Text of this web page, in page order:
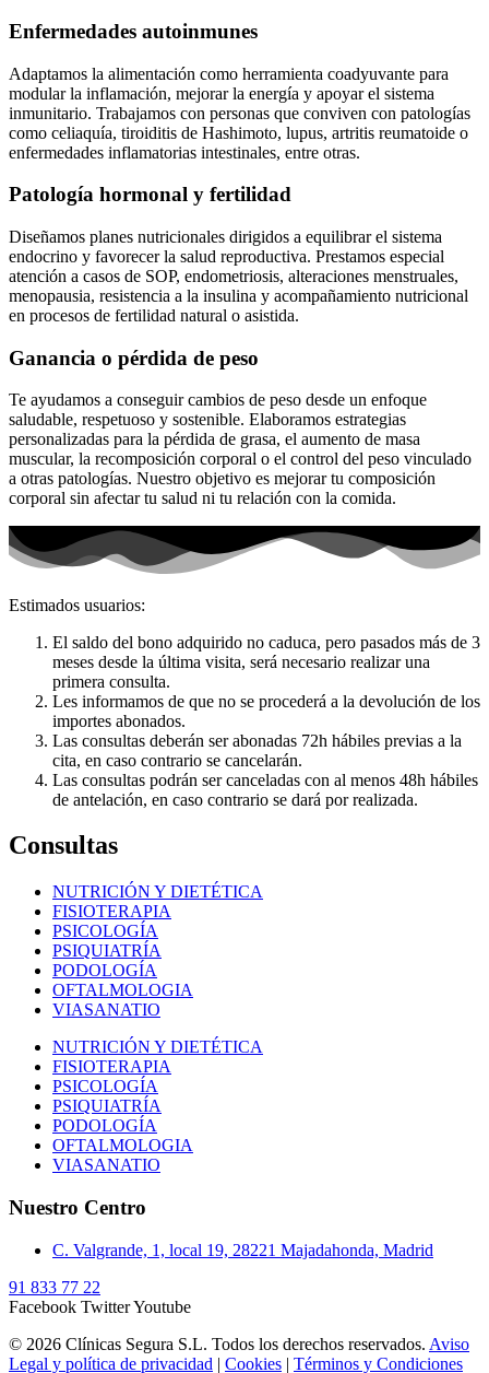
Enfermedades autoinmunes
Adaptamos la alimentación como herramienta coadyuvante para
modular la inflamación, mejorar la energía y apoyar el sistema
inmunitario. Trabajamos con personas que conviven con patologías
como celiaquía, tiroiditis de Hashimoto, lupus, artritis reumatoide o
enfermedades inflamatorias intestinales, entre otras.
Patología hormonal y fertilidad
Diseñamos planes nutricionales dirigidos a equilibrar el sistema
endocrino y favorecer la salud reproductiva. Prestamos especial
atención a casos de SOP, endometriosis, alteraciones menstruales,
menopausia, resistencia a la insulina y acompañamiento nutricional
en procesos de fertilidad natural o asistida.
Ganancia o pérdida de peso
Te ayudamos a conseguir cambios de peso desde un enfoque
saludable, respetuoso y sostenible. Elaboramos estrategias
personalizadas para la pérdida de grasa, el aumento de masa
muscular, la recomposición corporal o el control del peso vinculado
a otras patologías. Nuestro objetivo es mejorar tu composición
corporal sin afectar tu salud ni tu relación con la comida.
Estimados usuarios:
El saldo del bono adquirido no caduca, pero pasados más de 3
meses desde la última visita, será necesario realizar una
primera consulta.
Les informamos de que no se procederá a la devolución de los
importes abonados.
Las consultas deberán ser abonadas 72h hábiles previas a la
cita, en caso contrario se cancelarán.
Las consultas podrán ser canceladas con al menos 48h hábiles
de antelación, en caso contrario se dará por realizada.
Consultas
NUTRICIÓN Y DIETÉTICA
FISIOTERAPIA
PSICOLOGÍA
PSIQUIATRÍA
PODOLOGÍA
OFTALMOLOGIA
VIASANATIO
NUTRICIÓN Y DIETÉTICA
FISIOTERAPIA
PSICOLOGÍA
PSIQUIATRÍA
PODOLOGÍA
OFTALMOLOGIA
VIASANATIO
Nuestro Centro
C. Valgrande, 1, local 19, 28221 Majadahonda, Madrid
91 833 77 22
Facebook TwitterYoutube
© 2026 Clínicas Segura S.L. Todos los derechos reservados. Aviso
Legal y política de privacidad | Cookies | Términos y Condiciones